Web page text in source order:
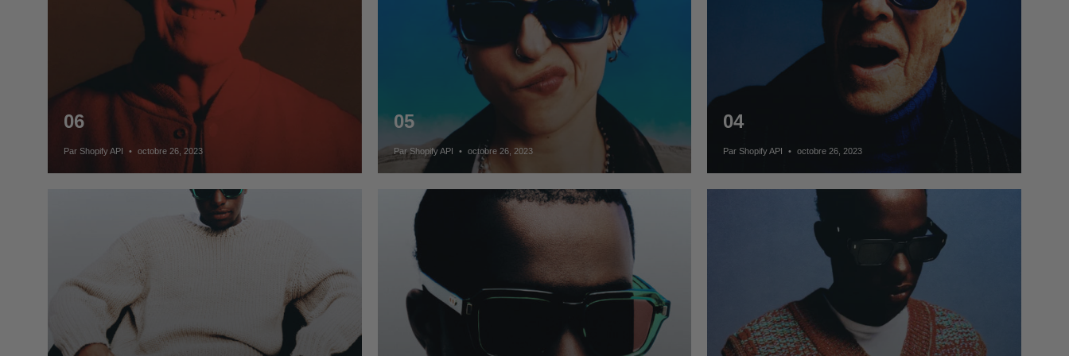
06
Par Shopify API octobre 26, 2023
05
Par Shopify API octobre 26, 2023
04
Par Shopify API octobre 26, 2023